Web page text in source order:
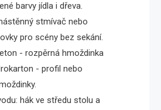
barvy jídla i dřeva.
stmívač nebo
pro scény bez sekání.
- rozpěrná hmoždinka
- profil nebo
hák ve středu stolu a